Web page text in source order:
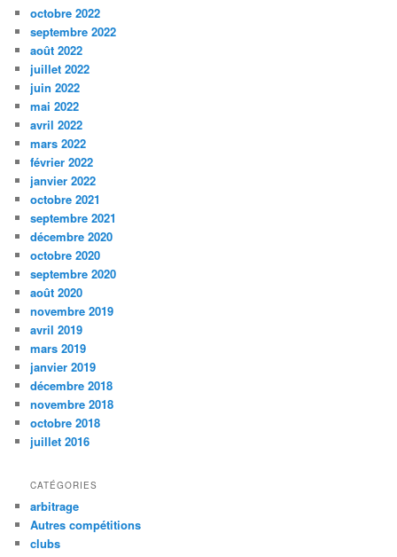
octobre 2022
septembre 2022
août 2022
juillet 2022
juin 2022
mai 2022
avril 2022
mars 2022
février 2022
janvier 2022
octobre 2021
septembre 2021
décembre 2020
octobre 2020
septembre 2020
août 2020
novembre 2019
avril 2019
mars 2019
janvier 2019
décembre 2018
novembre 2018
octobre 2018
juillet 2016
CATÉGORIES
arbitrage
Autres compétitions
clubs